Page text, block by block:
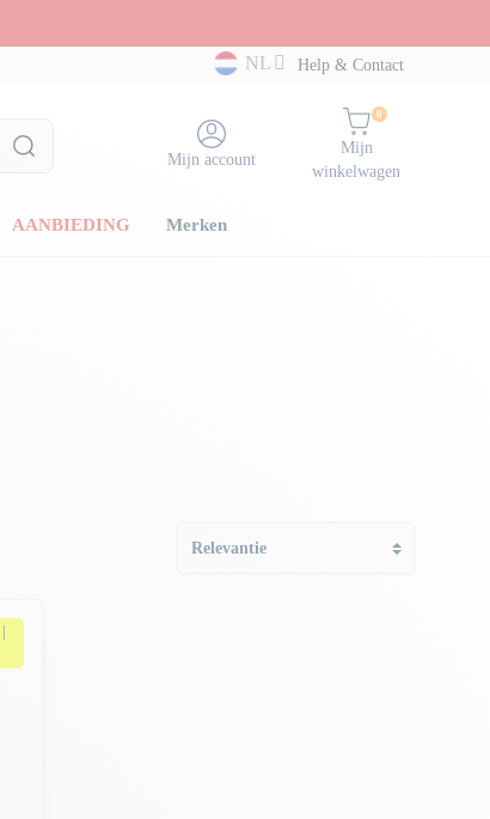
NL
Help & Contact
Mijn account
0
Mijn
winkelwagen
AANBIEDING Merken